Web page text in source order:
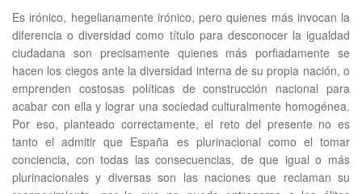
Es irónico, hegelianamente irónico, pero quienes más invocan la
diferencia o diversidad como título para desconocer la igualdad
ciudadana son precisamente quienes más porfiadamente se
hacen los ciegos ante la diversidad interna de su propia nación, o
emprenden costosas políticas de construcción nacional para
acabar con ella y lograr una sociedad culturalmente homogénea.
Por eso, planteado correctamente, el reto del presente no es
tanto el admitir que España es plurinacional como el tomar
conciencia, con todas las consecuencias, de que igual o más
plurinacionales y diversas son las naciones que reclaman su